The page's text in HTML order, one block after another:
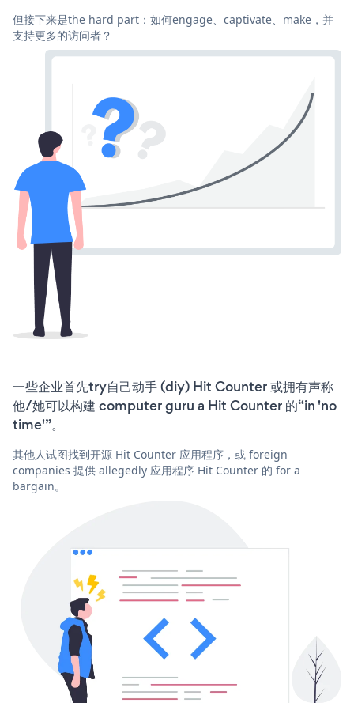
但接下来是the hard part：如何engage、captivate、make，并
支持更多的访问者？
一些企业首先try自己动手 (diy) Hit Counter 或拥有声称
他/她可以构建 computer guru a Hit Counter 的“in 'no
time'”。
其他人试图找到开源 Hit Counter 应用程序，或 foreign
companies 提供 allegedly 应用程序 Hit Counter 的 for a
bargain。